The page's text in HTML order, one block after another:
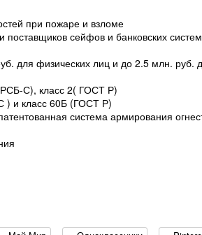
при пожаре и взломе
сейфов и банковских систем
для физических лиц и до 2.5 млн. руб.
С), класс 2( ГОСТ Р)
) и класс 60Б (ГОСТ Р)
система армирования